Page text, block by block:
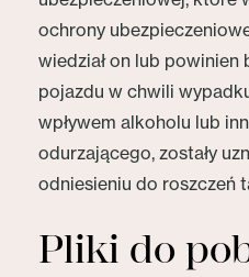
ochrony
wiedział on lub powinien
pojazdu w chwili
wpływem alkoholu lub
odurzającego, zostały
odniesieniu do roszczeń
Pliki do